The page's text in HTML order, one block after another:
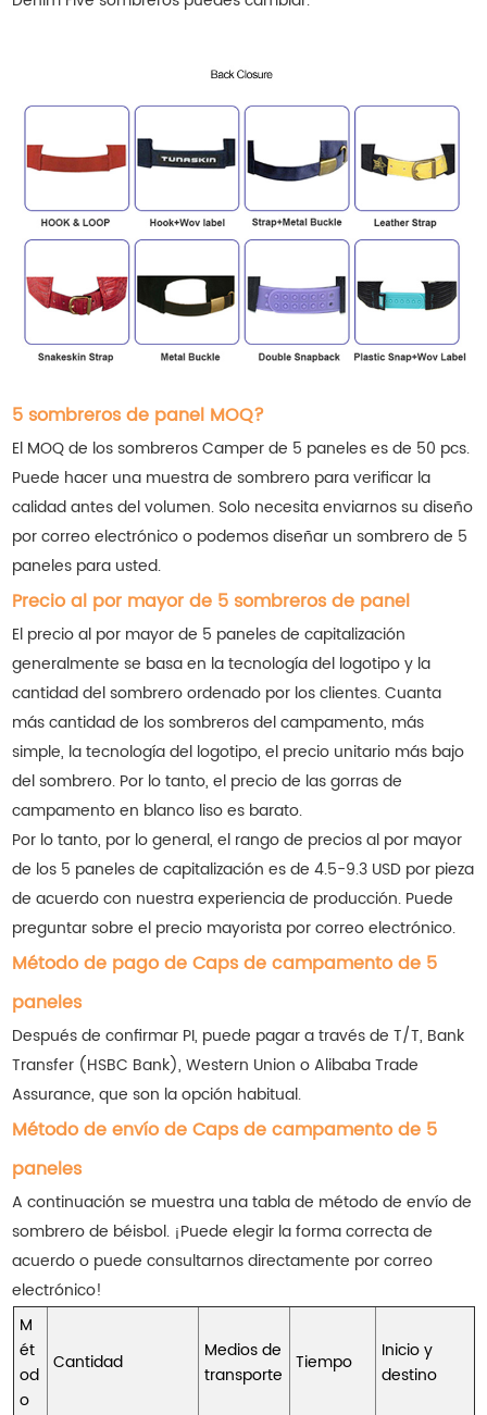
5 sombreros de panel MOQ?
El MOQ de los sombreros Camper de 5 paneles es de 50 pcs.
Puede hacer una muestra de sombrero para verificar la
calidad antes del volumen. Solo necesita enviarnos su diseño
por correo electrónico o podemos diseñar un sombrero de 5
paneles para usted.
Precio al por mayor de 5 sombreros de panel
El precio al por mayor de 5 paneles de capitalización
generalmente se basa en la tecnología del logotipo y la
cantidad del sombrero ordenado por los clientes. Cuanta
más cantidad de los sombreros del campamento, más
simple, la tecnología del logotipo, el precio unitario más bajo
del sombrero. Por lo tanto, el precio de las gorras de
campamento en blanco liso es barato.
Por lo tanto, por lo general, el rango de precios al por mayor
de los 5 paneles de capitalización es de 4.5-9.3 USD por pieza
de acuerdo con nuestra experiencia de producción. Puede
preguntar sobre el precio mayorista por correo electrónico.
Método de pago de Caps de campamento de 5
paneles
Después de confirmar PI, puede pagar a través de T/T, Bank
Transfer (HSBC Bank), Western Union o Alibaba Trade
Assurance, que son la opción habitual.
Método de envío de Caps de campamento de 5
paneles
A continuación se muestra una tabla de método de envío de
sombrero de béisbol. ¡Puede elegir la forma correcta de
acuerdo o puede consultarnos directamente por correo
electrónico!
M
ét
od
o
Cantidad
Medios de
transporte
Tiempo
Inicio y
destino